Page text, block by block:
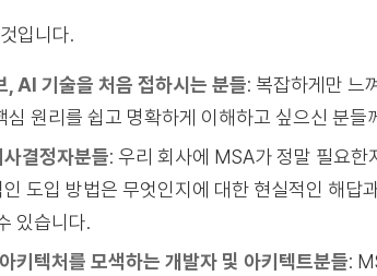
입니다.
AI 기술을 처음 접하시는 분들: 복잡하게만 느
원리를 쉽고 명확하게 이해하고 싶으신 분들
결정자분들: 우리 회사에 MSA가 정말 필요한
도입 방법은 무엇인지에 대한 현실적인 해답
있습니다.
키텍처를 모색하는 개발자 및 아키텍트분들: